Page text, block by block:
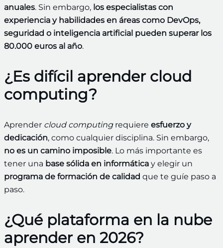
anuales. Sin embargo, los especialistas con
experiencia y habilidades en áreas como DevOps,
seguridad o inteligencia artificial pueden superar los
80.000 euros al año.
¿Es difícil aprender cloud
computing?
Aprender cloud computingrequiere esfuerzo y
dedicación, como cualquier disciplina. Sin embargo,
no es un camino imposible. Lo más importante es
tener una base sólida en informática y elegir un
programa de formación de calidad que te guíe paso a
paso.
¿Qué plataforma en la nube
aprender en 2026?